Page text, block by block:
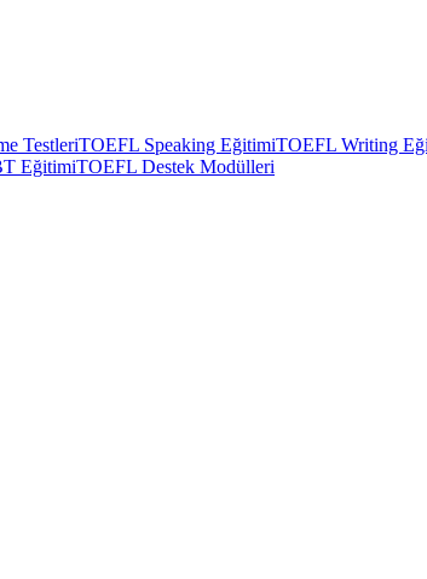
TestleriTOEFL Speaking EğitimiTOEFL Writing
EğitimiTOEFL Destek Modülleri